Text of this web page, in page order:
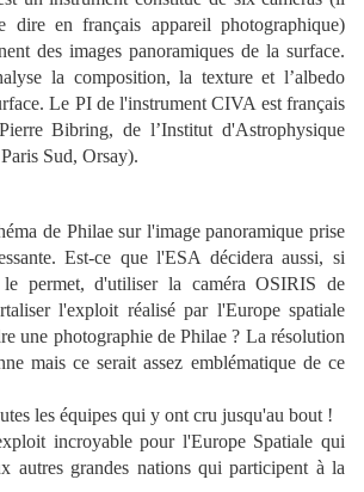
dire en français appareil photographique)
des images panoramiques de la surface.
la composition, la texture et l’albedo
Le PI de l'instrument CIVA est français
Bibring, de l’Institut d'Astrophysique
Sud, Orsay).
de Philae sur l'image panoramique prise
Est-ce que l'ESA décidera aussi, si
permet, d'utiliser la caméra OSIRIS de
l'exploit réalisé par l'Europe spatiale
une photographie de Philae ? La résolution
mais ce serait assez emblématique de ce
les équipes qui y ont cru jusqu'au bout !
incroyable pour l'Europe Spatiale qui
autres grandes nations qui participent à la